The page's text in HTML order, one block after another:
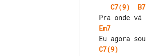
C7(9)
B7
Em7
C7(9)